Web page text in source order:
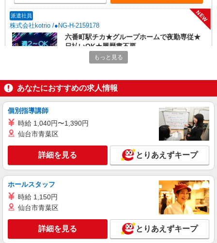
派遣社員
株式会社kotrio /●NG-H-2159178
NEW
六番町駅チカ★グループホームで夜勤専従★
日払いOK★履歴書不要
時給1500円〜2125円 ＜日払い有/週払い有/交
熱田区
キープ 詳細を見る
派遣社員
株式会社kotrio /●NG-H-2093157
NEW
場へ★サ高住スタッフ
時給1500円〜2125円 ＜日払い有/週払い有/交
通費全支給(ガソリン代含む)＞
キープ 詳細を見る
株式会社kotrio /●NG-H-2029399
NEW
もっと見る
あなたにおすすめの求人情報
個別指導講師
時給 1,040円〜1,390円
仙台市青葉区
詳細を見る とりあえずキープ
ホールスタッフ
時給 1,150円
仙台市青葉区
詳細を見る とりあえずキープ